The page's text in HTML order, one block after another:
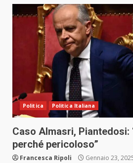
Politica Politica Italiana
Caso Almasri, Piantedosi:
perché pericoloso”
Francesca Ripoli Gennaio 23,